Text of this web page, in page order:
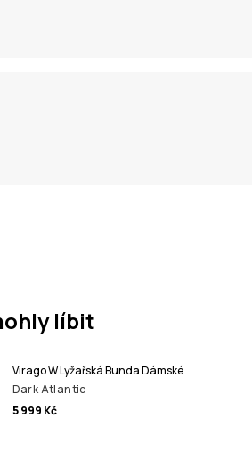
líbit
Virago W Lyžařská Bunda Dámské
Dark Atlantic
5 999 Kč